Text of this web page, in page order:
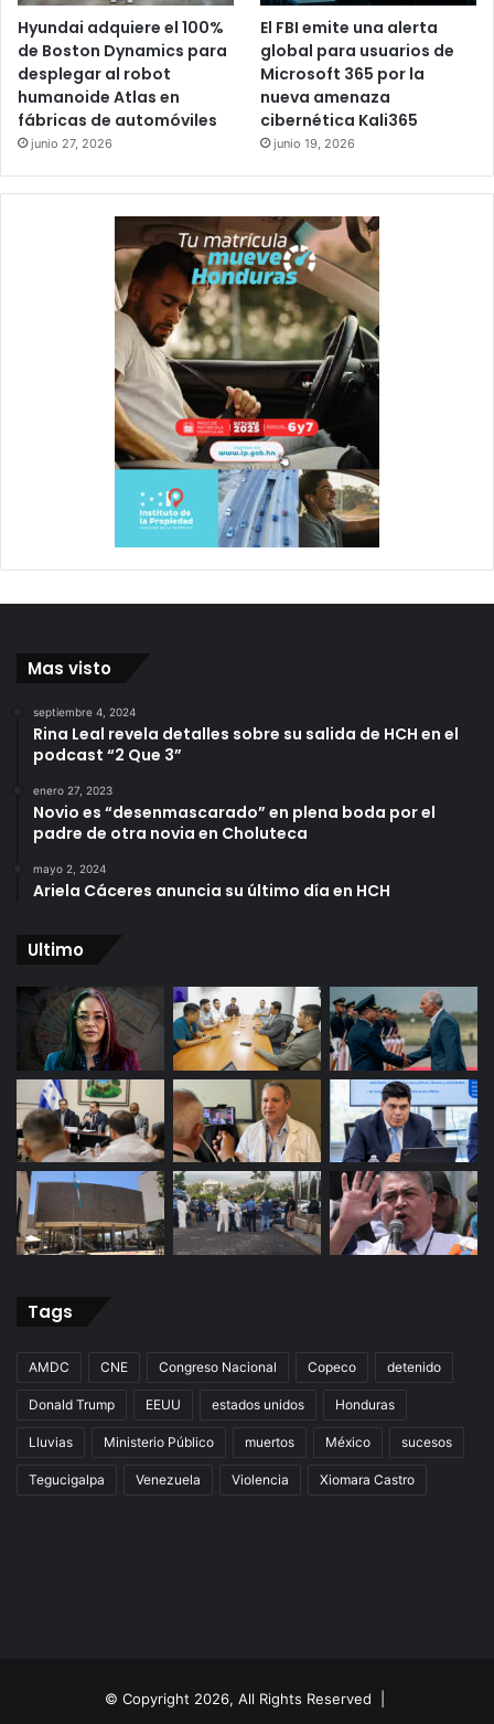
Hyundai adquiere el 100%
de Boston Dynamics para
desplegar al robot
humanoide Atlas en
fábricas de automóviles
junio 27, 2026
El FBI emite una alerta
global para usuarios de
Microsoft 365 por la
nueva amenaza
cibernética Kali365
junio 19, 2026
Mas visto
septiembre 4, 2024
Rina Leal revela detalles sobre su salida de HCH en el
podcast “2 Que 3”
enero 27, 2023
Novio es “desenmascarado” en plena boda por el
padre de otra novia en Choluteca
mayo 2, 2024
Ariela Cáceres anuncia su último día en HCH
Ultimo
Tags
AMDC CNE Congreso Nacional Copeco detenido
Donald Trump EEUU estados unidos Honduras
Lluvias Ministerio Público muertos México sucesos
Tegucigalpa Venezuela Violencia Xiomara Castro
© Copyright 2026, All Rights Reserved |